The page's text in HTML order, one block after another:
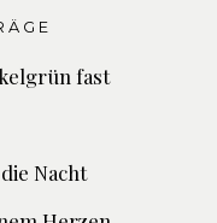
fast
Nacht